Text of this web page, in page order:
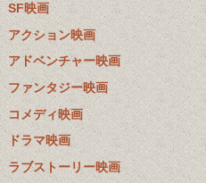
SF映画
アクション映画
アドベンチャー映画
ファンタジー映画
コメディ映画
ドラマ映画
ラブストーリー映画